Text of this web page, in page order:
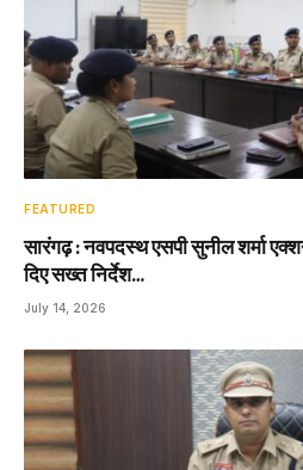
FEATURED
सारंगढ़ : नवपदस्थ एसपी सुनील शर्मा
दिए सख्त निर्देश…
July 14, 2026